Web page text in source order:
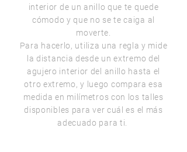
interior de un anillo que te quede
cómodo y que no se te caiga al
moverte.
Para hacerlo, utiliza una regla y mide
la distancia desde un extremo del
agujero interior del anillo hasta el
otro extremo, y luego compara esa
medida en milímetros con los talles
disponibles para ver cuál es el más
adecuado para ti.